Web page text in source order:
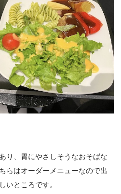
り、胃にやさしそうなおそばな
らはオーダーメニューなので出
いところです。